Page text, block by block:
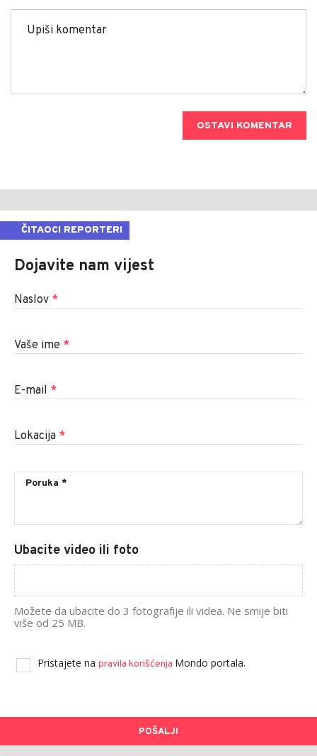
OSTAVI KOMENTAR
ČITAOCI REPORTERI
Dojavite nam vijest
Naslov *
Vaše ime *
E-mail *
Lokacija *
Ubacite video ili foto
Možete da ubacite do 3 fotografije ili videa. Ne smije biti
više od 25 MB.
Pristajete na pravila korišćenja Mondo portala.
POŠALJI